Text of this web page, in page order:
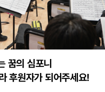
장에 온기를 더하다 홍성수